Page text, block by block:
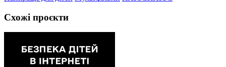
Схожі проєкти